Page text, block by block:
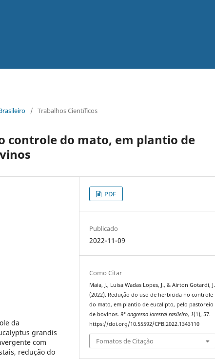
/ Trabalhos Científicos
controle do mato, em plantio de
da
grandis
com
redução do
PDF
Publicado
2022-11-09
Como Citar
Maia, J., Luisa Wadas Lopes, J., & Airton Gotardi, J.
(2022). Redução do uso de herbicida no controle
do mato, em plantio de eucalipto, pelo pastoreio
de bovinos.9° ongresso lorestal rasileiro, 1(1), 57.
https://doi.org/10.55592/CFB.2022.1343110
Fomatos de Citação